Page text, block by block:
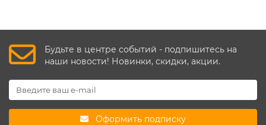
Будьте в центре событий - подпишитесь на
наши новости! Новинки, скидки, акции.
Оформить подписку